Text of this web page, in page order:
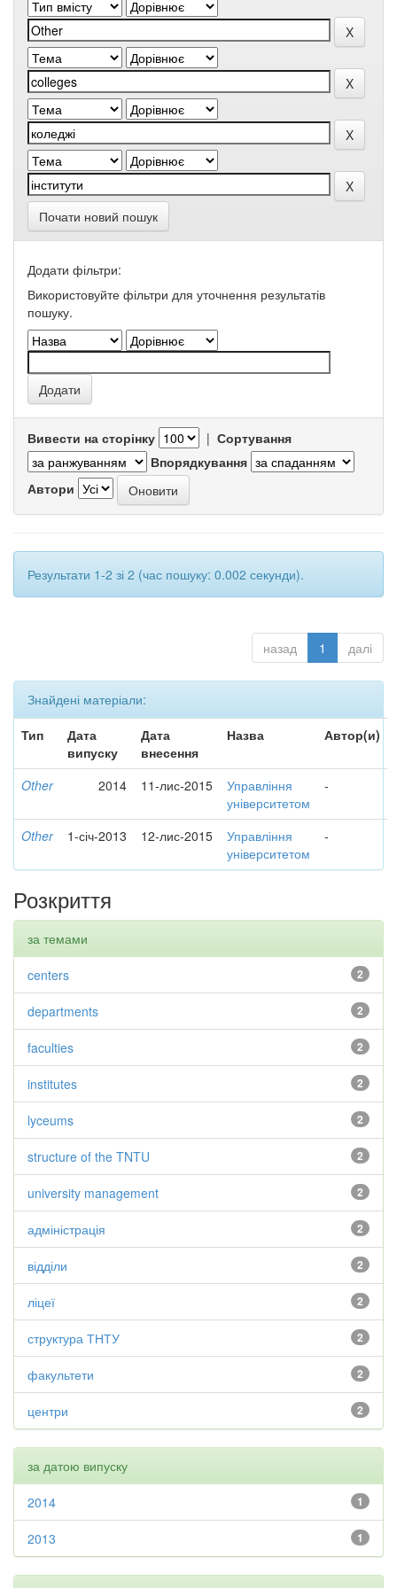
Почати новий пошук
Додати фільтри:
Використовуйте фільтри для уточнення результатів
пошуку.
Вивести на сторінку | Сортування
Впорядкування
Автори
Результати 1-2 зі 2 (час пошуку: 0.002 секунди).
назад 1 далі
Знайдені матеріали:
Тип
Дата
випуску
Дата
внесення
Назва Автор(и)
Other 2014 11-лис-2015
Управління
університетом
-
Other 1-січ-2013 12-лис-2015
Управління
університетом
-
Розкриття
за темами
2
centers
2
departments
2
faculties
2
institutes
2
lyceums
2
structure of the TNTU
2
university management
2
адміністрація
2
відділи
2
ліцеї
2
структура ТНТУ
2
факультети
2
центри
за датою випуску
1
2014
1
2013